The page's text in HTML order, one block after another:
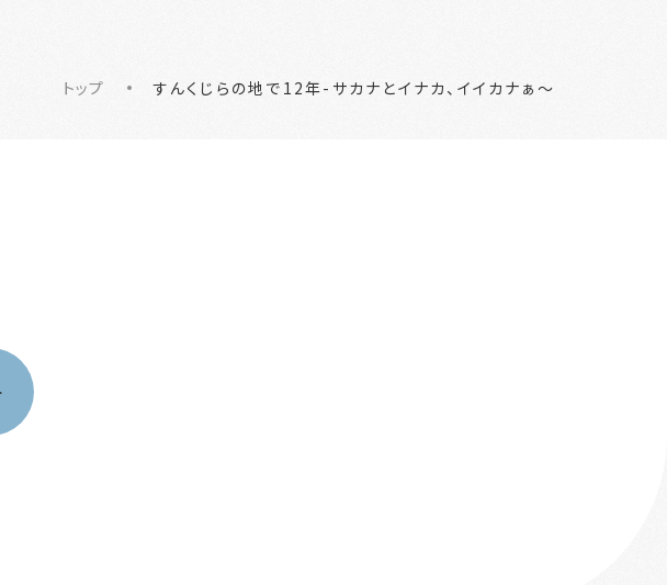
トップ すんくじらの地で12年-サカナとイナカ、イイカナぁ～